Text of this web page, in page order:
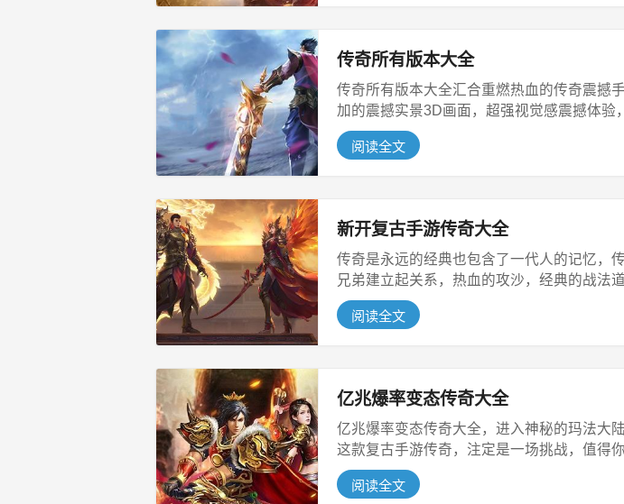
传奇所有版本大全
传奇所有版本大全汇合重燃热血的传奇震撼
加的震撼实景3D画面，超强视觉感震撼体验
精致...
阅读全文
新开复古手游传奇大全
传奇是永远的经典也包含了一代人的记忆，
兄弟建立起关系，热血的攻沙，经典的战法
快感...
阅读全文
亿兆爆率变态传奇大全
亿兆爆率变态传奇大全，进入神秘的玛法大
这款复古手游传奇，注定是一场挑战，值得
落，冒...
阅读全文